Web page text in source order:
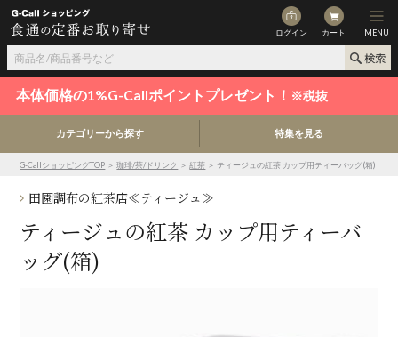
ログイン カート MENU
本体価格の1%G-Callポイントプレゼント！ ※税抜
カテゴリーから探す 特集を見る
G-CallショッピングTOP ＞珈琲/茶/ドリンク ＞紅茶 ＞ ティージュの紅茶 カップ用ティーバッグ(箱)
田園調布の紅茶店≪ティージュ≫
ティージュの紅茶 カップ用ティーバ
ッグ(箱)